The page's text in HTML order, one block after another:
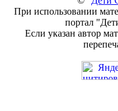
При использовании
портал
Если указан автор